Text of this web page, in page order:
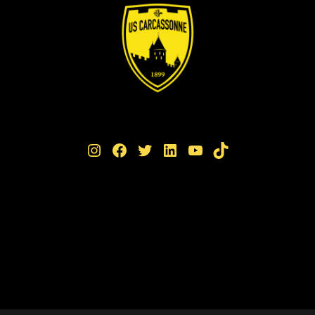
Instagram Facebook Twitter LinkedIn YouTube TikTok